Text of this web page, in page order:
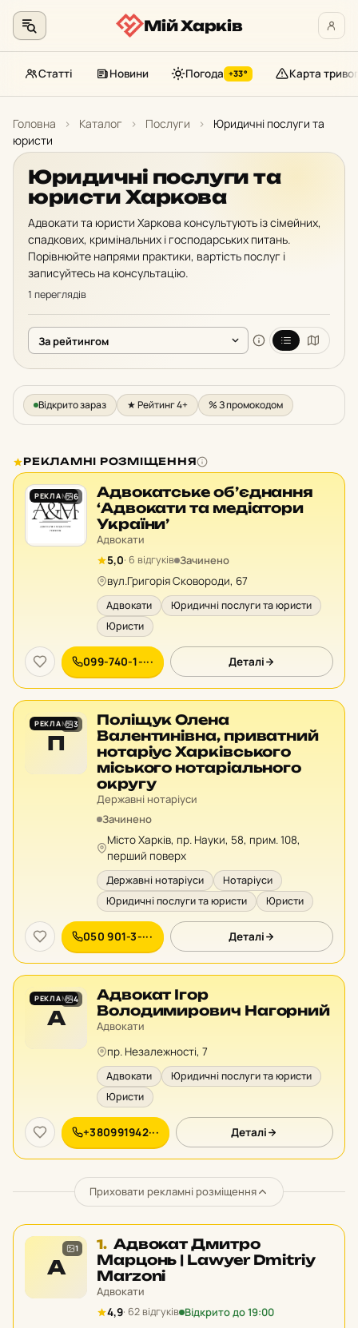
контенту
Мій Харків
Статті Новини Погода +33° Карта тривог
Головна › Каталог › Послуги ›
Юридичні послуги та
юристи
Юридичні послуги та
юристи Харкова
Адвокати та юристи Харкова консультують із сімейних,
спадкових, кримінальних і господарських питань.
Порівнюйте напрями практики, вартість послуг і
записуйтесь на консультацію.
1 переглядів
Відкрито зараз ★ Рейтинг 4+ % З промокодом
РЕКЛАМНІ РОЗМІЩЕННЯ
РЕКЛАМА6
Адвокатське об’єднання
‘Адвокати та медіатори
України’
Адвокати
5,0· 6 відгуків Зачинено
вул.Григорія Сковороди, 67
Адвокати
Юридичні послуги та юристи
Юристи
099-740-1-··· Деталі
П
РЕКЛАМА3
Поліщук Олена
Валентинівна, приватний
нотаріус Харківського
міського нотаріального
округу
Державні нотаріуси
Зачинено
Місто Харків, пр. Науки, 58, прим. 108,
перший поверх
Державні нотаріуси
Нотаріуси
Юридичні послуги та юристи
Юристи
050 901-3-··· Деталі
А
РЕКЛАМА4
Адвокат Ігор
Володимирович Нагорний
Адвокати
пр. Незалежності, 7
Адвокати
Юридичні послуги та юристи
Юристи
+380991942··· Деталі
Приховати рекламні розміщення
А
1 1. Місце
1
у
рейтингу:
Адвокат Дмитро
Марцонь | Lawyer Dmitriy
Marzoni
Адвокати
4,9· 62 відгуків Відкрито до 19:00